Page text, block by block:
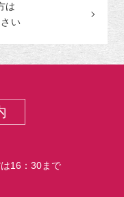
は
い
16：30まで